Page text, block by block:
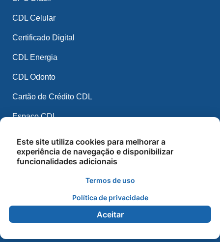
CDL Celular
Certificado Digital
CDL Energia
CDL Odonto
Cartão de Crédito CDL
Espaço CDL
CDL IA
Cursos e Palestras
Este site utiliza cookies para melhorar a
experiência de navegação e disponibilizar
funcionalidades adicionais
Termos de uso
Política de privacidade
Aceitar